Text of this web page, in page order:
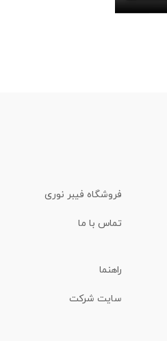
فروشگاه فیبر نوری
تماس با ما
راهنما
سایت شرکت